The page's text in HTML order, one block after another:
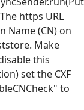
https URL
Name (CN) on
Make
this
set the CXF
to